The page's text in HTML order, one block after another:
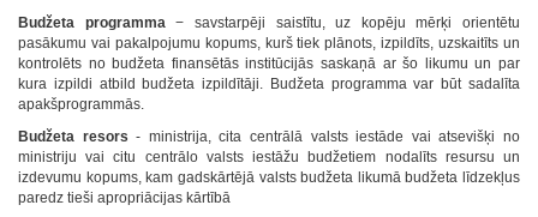
Budžeta programma− savstarpēji saistītu, uz kopēju mērķi orientētu
pasākumu vai pakalpojumu kopums, kurš tiek plānots, izpildīts, uzskaitīts un
kontrolēts no budžeta finansētās institūcijās saskaņā ar šo likumu un par
kura izpildi atbild budžeta izpildītāji. Budžeta programma var būt sadalīta
apakšprogrammās.
Budžeta resors - ministrija, cita centrālā valsts iestāde vai atsevišķi no
ministriju vai citu centrālo valsts iestāžu budžetiem nodalīts resursu un
izdevumu kopums, kam gadskārtējā valsts budžeta likumā budžeta līdzekļus
paredz tieši apropriācijas kārtībā